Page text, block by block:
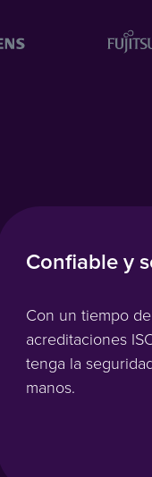
Confiable y
Con un tiempo
acreditaciones
tenga la
manos.